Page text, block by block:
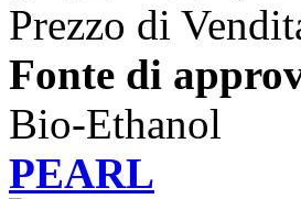
Prezzo di
Fonte di
Bio-Ethanol
PEARL